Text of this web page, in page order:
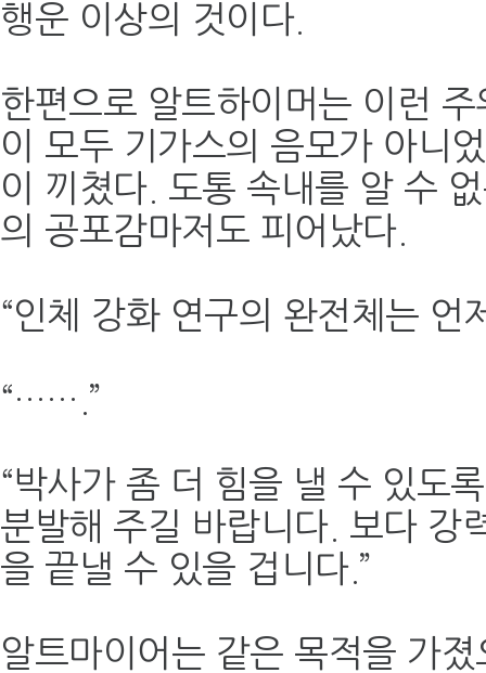
행운 이상의 것이다.
한편으로 알트하이머는 이런
이 모두 기가스의 음모가 아니
이 끼쳤다. 도통 속내를 알 수
의 공포감마저도 피어났다.
“인체 강화 연구의 완전체는 언
“…….”
“박사가 좀 더 힘을 낼 수 있도
분발해 주길 바랍니다. 보다 강
을 끝낼 수 있을 겁니다.”
알트마이어는 같은 목적을 가